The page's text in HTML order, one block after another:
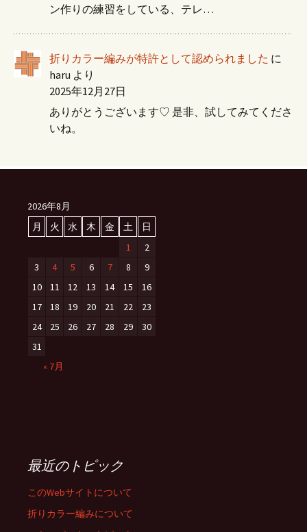
ン作りの練習をしている、テレ…
折りカラー編みが特許として認められました に
haru より
2025年12月27日
ありがとうございます♡ 是非、試してみてくださ
いね。
2026年8月
月
火 水 木 金 土
日
1
2
3
4 5 6 7 8
9
10
11 12 13 14 15
16
17
18 19 20 21 22
23
24
25 26 27 28 29
30
31
« 7月
最近のトピック
このWebサイトについて
折りカラー編みについて